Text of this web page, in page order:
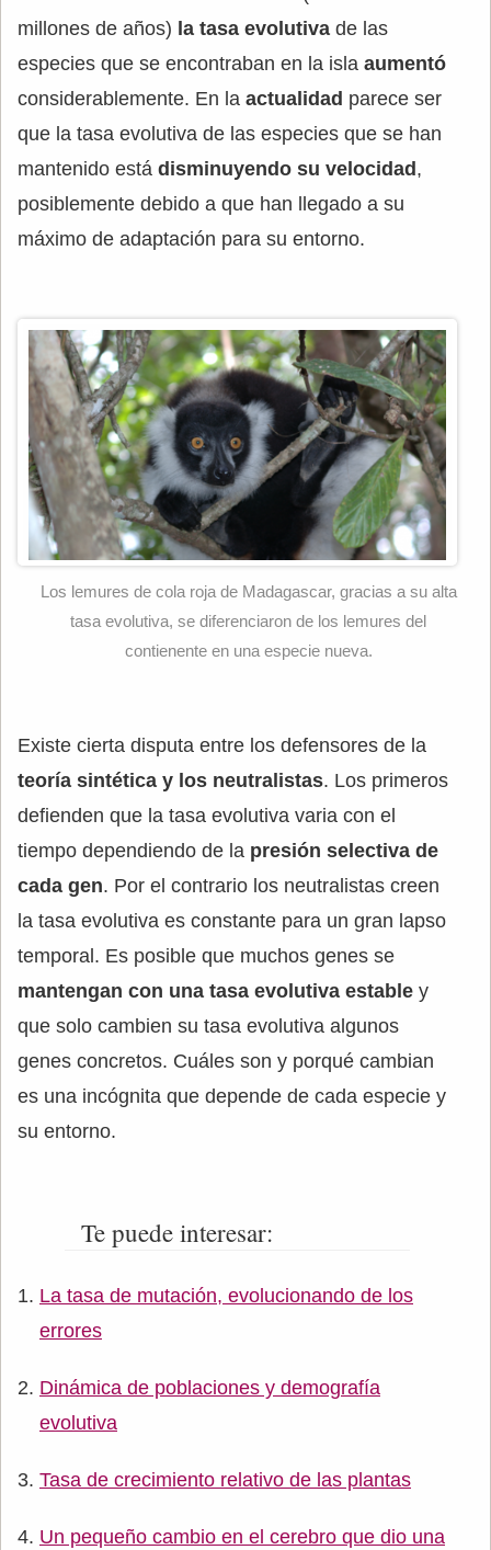
millones de años) la tasa evolutiva de las
especies que se encontraban en la isla aumentó
considerablemente. En la actualidad parece ser
que la tasa evolutiva de las especies que se han
mantenido está disminuyendo su velocidad ,
posiblemente debido a que han llegado a su
máximo de adaptación para su entorno.
Los lemures de cola roja de Madagascar, gracias a su alta
tasa evolutiva, se diferenciaron de los lemures del
contienente en una especie nueva.
Existe cierta disputa entre los defensores de la
teoría sintética y los neutralistas. Los primeros
defienden que la tasa evolutiva varia con el
tiempo dependiendo de la presión selectiva de
cada gen. Por el contrario los neutralistas creen
la tasa evolutiva es constante para un gran lapso
temporal. Es posible que muchos genes se
mantengan con una tasa evolutiva estable y
que solo cambien su tasa evolutiva algunos
genes concretos. Cuáles son y porqué cambian
es una incógnita que depende de cada especie y
su entorno.
Te puede interesar:
La tasa de mutación, evolucionando de los
errores
Dinámica de poblaciones y demografía
evolutiva
Tasa de crecimiento relativo de las plantas
Un pequeño cambio en el cerebro que dio una